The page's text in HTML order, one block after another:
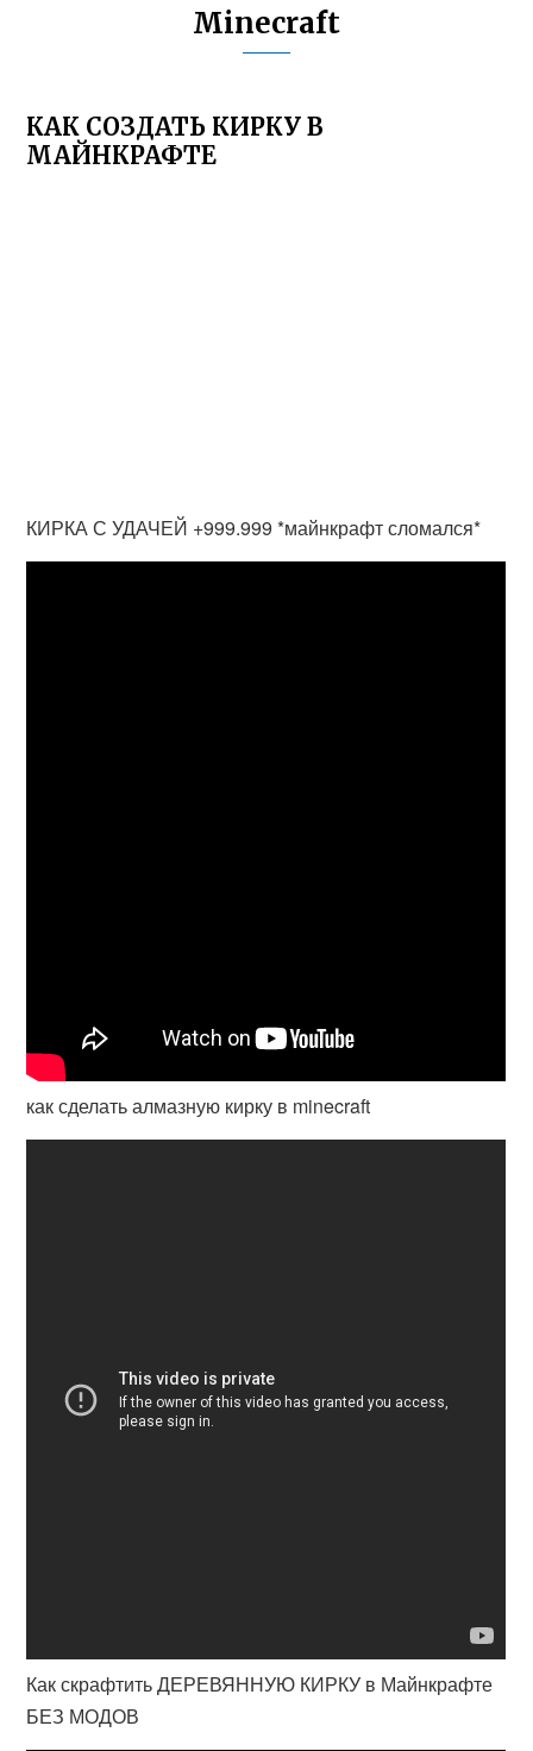
Minecraft
КАК СОЗДАТЬ КИРКУ В
МАЙНКРАФТЕ
КИРКА С УДАЧЕЙ +999.999 *майнкрафт сломался*
как сделать алмазную кирку в minecraft
Как скрафтить ДЕРЕВЯННУЮ КИРКУ в Майнкрафте
БЕЗ МОДОВ